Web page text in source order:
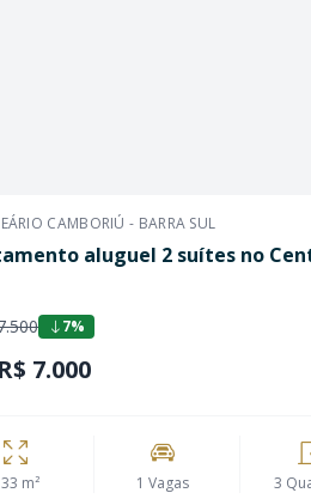
CAMBORIÚ - BARRA SUL
aluguel 2 suítes no
7%
7.000
m² 1 Vagas 3